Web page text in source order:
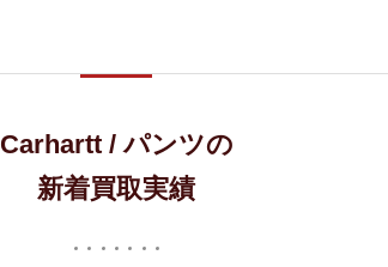
Carhartt / パンツの
新着買取実績